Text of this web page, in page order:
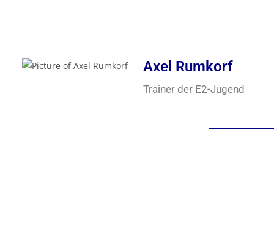
Axel Rumkorf
Trainer der E2-Jugend